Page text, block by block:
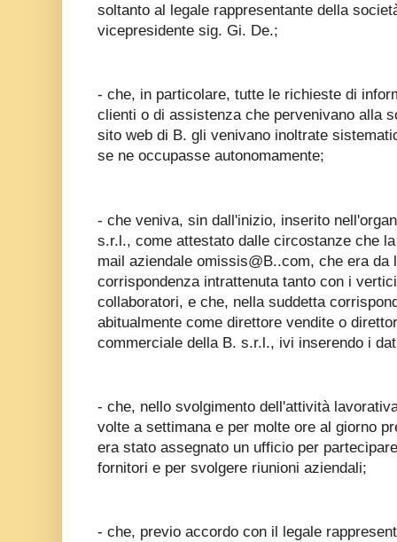
soltanto al legale rappresentante della
vicepresidente sig. Gi. De.;
- che, in particolare, tutte le richieste di
clienti o di assistenza che pervenivano alla
sito web di B. gli venivano inoltrate
se ne occupasse autonomamente;
- che veniva, sin dall'inizio, inserito
s.r.l., come attestato dalle circostanze che
mail aziendale omissis@B..com, che era da
corrispondenza intrattenuta tanto con i
collaboratori, e che, nella suddetta
abitualmente come direttore vendite o
commerciale della B. s.r.l., ivi inserendo i
- che, nello svolgimento dell'attività
volte a settimana e per molte ore al giorno
era stato assegnato un ufficio per
fornitori e per svolgere riunioni aziendali;
- che, previo accordo con il legale